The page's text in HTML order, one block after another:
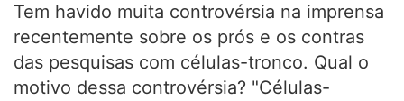
Tem havido muita controvérsia na imprensa
recentemente sobre os prós e os contras
das pesquisas com células-tronco. Qual o
motivo dessa controvérsia? "Células-